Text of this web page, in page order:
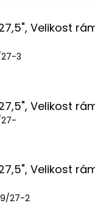
Velikost
3
Velikost
27-
Velikost
27-2